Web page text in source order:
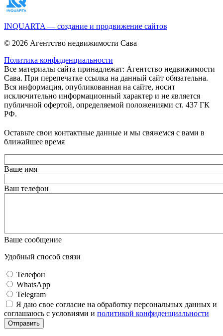
INQUARTA — создание и продвижение сайтов
© 2026 Агентство недвижимости Сава
Политика конфиденциальности
Все материалы сайта принадлежат: Агентство недвижимости
Сава. При перепечатке ссылка на данный сайт обязательна.
Вся информация, опубликованная на сайте, носит
исключительно информационный характер и не является
публичной офертой, определяемой положениями ст. 437 ГК
РФ.
Оставьте свои контактные данные и мы свяжемся с вами в
ближайшее время
Ваше имя
Ваш телефон
Ваше сообщение
Удобный способ связи
Телефон
WhatsApp
Telegram
Я даю свое согласие на обработку персональных данных и
соглашаюсь с условиями и политикой конфиденциальности
Отправить